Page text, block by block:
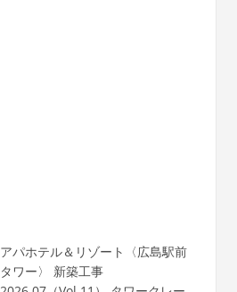
アパホテル＆リゾート〈広島駅前
タワー〉 新築工事